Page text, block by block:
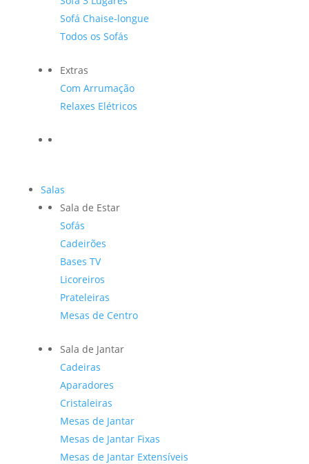
Sofá Chaise-longue
Todos os Sofás
Extras
Com Arrumação
Relaxes Elétricos
Salas
Sala de Estar
Sofás
Cadeirões
Bases TV
Licoreiros
Prateleiras
Mesas de Centro
Sala de Jantar
Cadeiras
Aparadores
Cristaleiras
Mesas de Jantar
Mesas de Jantar Fixas
Mesas de Jantar Extensíveis